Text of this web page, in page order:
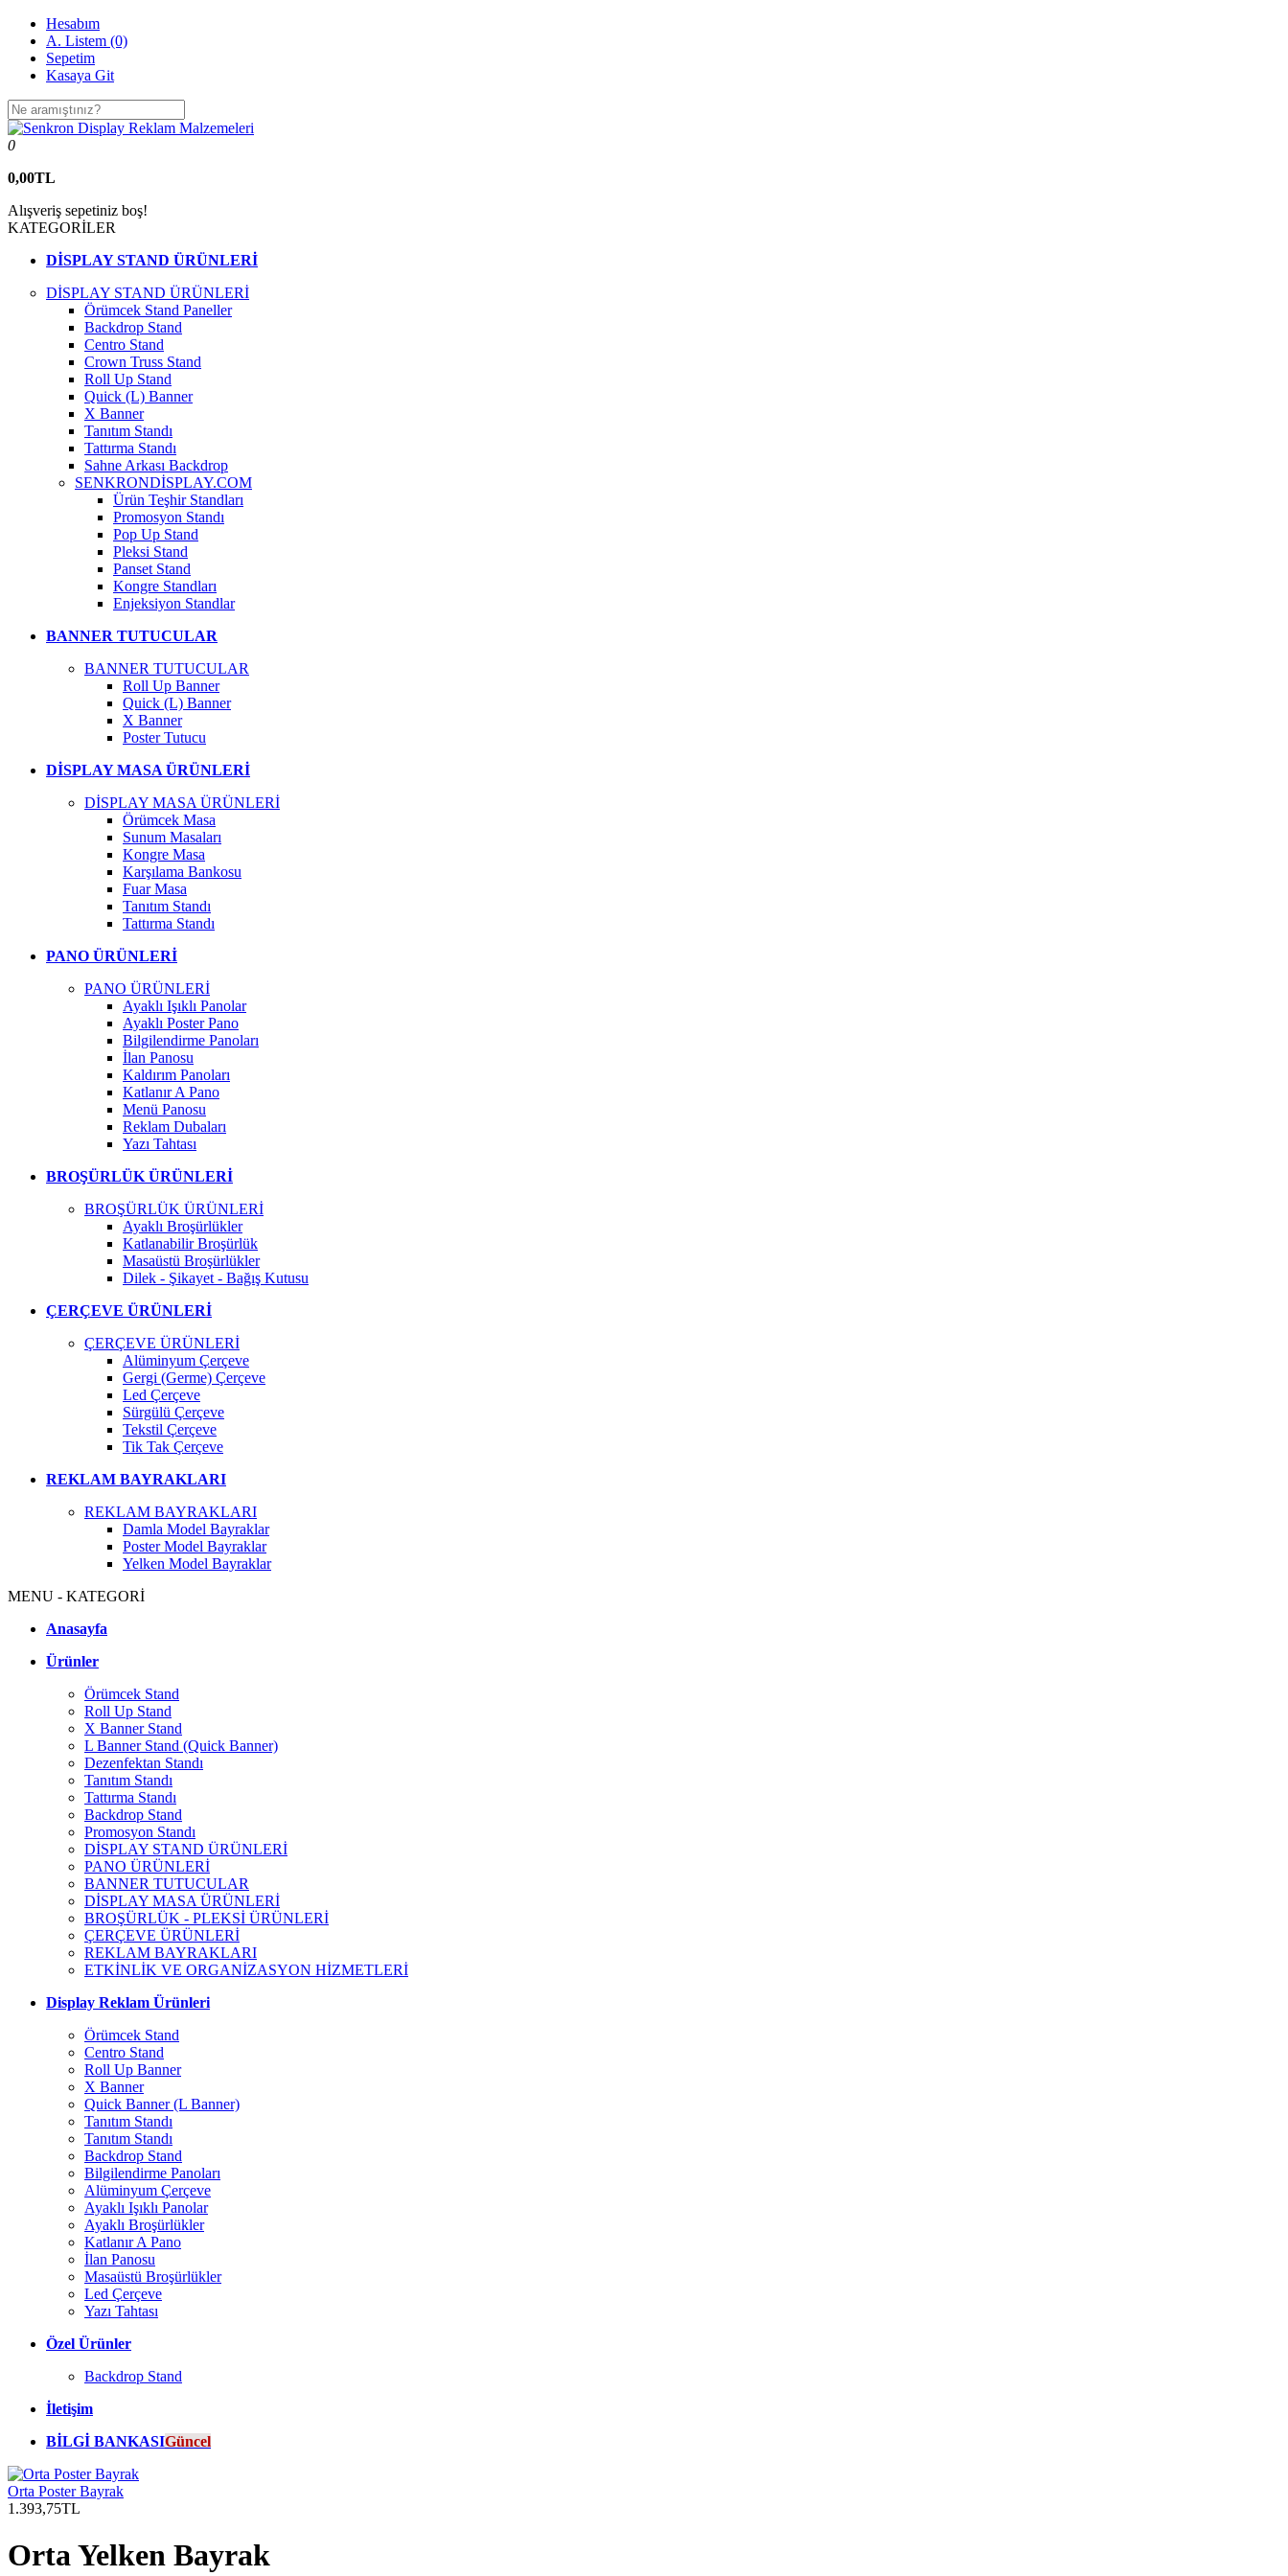
Hesabım
A. Listem (0)
Sepetim
Kasaya Git
0
0,00TL
Alışveriş sepetiniz boş!
KATEGORİLER
DİSPLAY STAND ÜRÜNLERİ
DİSPLAY STAND ÜRÜNLERİ
Örümcek Stand Paneller
Backdrop Stand
Centro Stand
Crown Truss Stand
Roll Up Stand
Quick (L) Banner
X Banner
Tanıtım Standı
Tattırma Standı
Sahne Arkası Backdrop
SENKRONDİSPLAY.COM
Ürün Teşhir Standları
Promosyon Standı
Pop Up Stand
Pleksi Stand
Panset Stand
Kongre Standları
Enjeksiyon Standlar
BANNER TUTUCULAR
BANNER TUTUCULAR
Roll Up Banner
Quick (L) Banner
X Banner
Poster Tutucu
DİSPLAY MASA ÜRÜNLERİ
DİSPLAY MASA ÜRÜNLERİ
Örümcek Masa
Sunum Masaları
Kongre Masa
Karşılama Bankosu
Fuar Masa
Tanıtım Standı
Tattırma Standı
PANO ÜRÜNLERİ
PANO ÜRÜNLERİ
Ayaklı Işıklı Panolar
Ayaklı Poster Pano
Bilgilendirme Panoları
İlan Panosu
Kaldırım Panoları
Katlanır A Pano
Menü Panosu
Reklam Dubaları
Yazı Tahtası
BROŞÜRLÜK ÜRÜNLERİ
BROŞÜRLÜK ÜRÜNLERİ
Ayaklı Broşürlükler
Katlanabilir Broşürlük
Masaüstü Broşürlükler
Dilek - Şikayet - Bağış Kutusu
ÇERÇEVE ÜRÜNLERİ
ÇERÇEVE ÜRÜNLERİ
Alüminyum Çerçeve
Gergi (Germe) Çerçeve
Led Çerçeve
Sürgülü Çerçeve
Tekstil Çerçeve
Tik Tak Çerçeve
REKLAM BAYRAKLARI
REKLAM BAYRAKLARI
Damla Model Bayraklar
Poster Model Bayraklar
Yelken Model Bayraklar
MENU - KATEGORİ
Anasayfa
Ürünler
Örümcek Stand
Roll Up Stand
X Banner Stand
L Banner Stand (Quick Banner)
Dezenfektan Standı
Tanıtım Standı
Tattırma Standı
Backdrop Stand
Promosyon Standı
DİSPLAY STAND ÜRÜNLERİ
PANO ÜRÜNLERİ
BANNER TUTUCULAR
DİSPLAY MASA ÜRÜNLERİ
BROŞÜRLÜK - PLEKSİ ÜRÜNLERİ
ÇERÇEVE ÜRÜNLERİ
REKLAM BAYRAKLARI
ETKİNLİK VE ORGANİZASYON HİZMETLERİ
Display Reklam Ürünleri
Örümcek Stand
Centro Stand
Roll Up Banner
X Banner
Quick Banner (L Banner)
Tanıtım Standı
Tanıtım Standı
Backdrop Stand
Bilgilendirme Panoları
Alüminyum Çerçeve
Ayaklı Işıklı Panolar
Ayaklı Broşürlükler
Katlanır A Pano
İlan Panosu
Masaüstü Broşürlükler
Led Çerçeve
Yazı Tahtası
Özel Ürünler
Backdrop Stand
İletişim
BİLGİ BANKASIGüncel
Orta Poster Bayrak
1.393,75TL
Orta Yelken Bayrak